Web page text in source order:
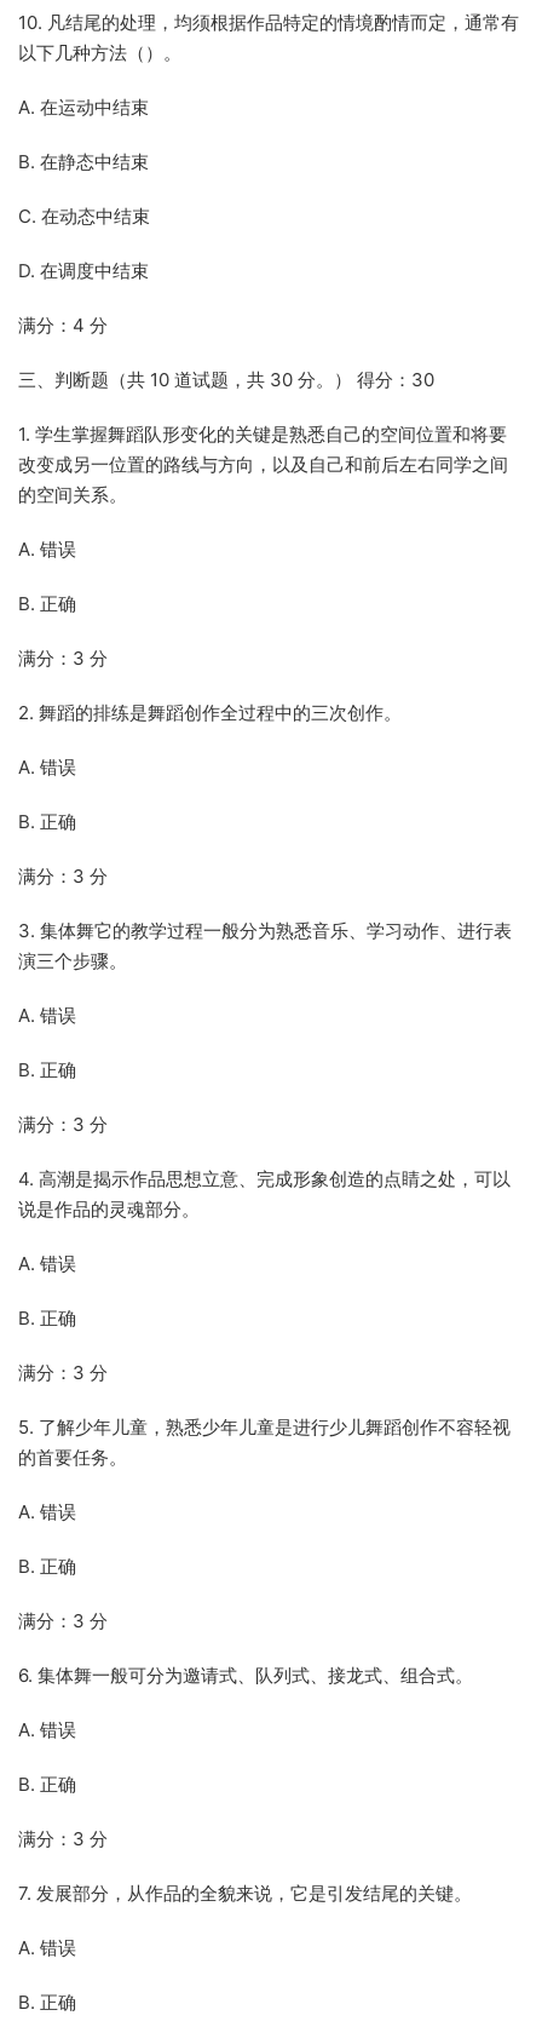
10. 凡结尾的处理，均须根据作品特定的情境酌情而定，通常有
以下几种方法（）。
A. 在运动中结束
B. 在静态中结束
C. 在动态中结束
D. 在调度中结束
满分：4 分
三、判断题（共 10 道试题，共 30 分。） 得分：30
1. 学生掌握舞蹈队形变化的关键是熟悉自己的空间位置和将要
改变成另一位置的路线与方向，以及自己和前后左右同学之间
的空间关系。
A. 错误
B. 正确
满分：3 分
2. 舞蹈的排练是舞蹈创作全过程中的三次创作。
A. 错误
B. 正确
满分：3 分
3. 集体舞它的教学过程一般分为熟悉音乐、学习动作、进行表
演三个步骤。
A. 错误
B. 正确
满分：3 分
4. 高潮是揭示作品思想立意、完成形象创造的点睛之处，可以
说是作品的灵魂部分。
A. 错误
B. 正确
满分：3 分
5. 了解少年儿童，熟悉少年儿童是进行少儿舞蹈创作不容轻视
的首要任务。
A. 错误
B. 正确
满分：3 分
6. 集体舞一般可分为邀请式、队列式、接龙式、组合式。
A. 错误
B. 正确
满分：3 分
7. 发展部分，从作品的全貌来说，它是引发结尾的关键。
A. 错误
B. 正确